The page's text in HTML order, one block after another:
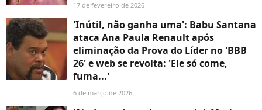
17 de fevereiro de 2026
'Inútil, não ganha uma': Babu Santana
ataca Ana Paula Renault após
eliminação da Prova do Líder no 'BBB
26' e web se revolta: 'Ele só come,
fuma...'
6 de março de 2026